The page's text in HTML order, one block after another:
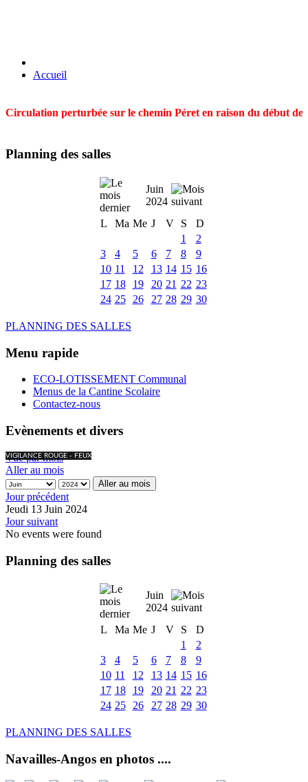
Accueil
Circulation perturbée sur le chemin Péret en raison du début
Planning des salles
Juin
2024
L
Ma Me J V S
D
1
2
3
4 5 6 7 8
9
10 11 12 13 14 15 16
17 18 19 20 21 22 23
24 25 26 27 28 29 30
PLANNING DES SALLES
Menu rapide
ECO-LOTISSEMENT Communal
Menus de la Cantine Scolaire
Contactez-nous
Evènements et divers
VIGILANCE ROUGE - FEUX
Vue par mois
Aller au mois
Aller au mois
Jour précédent
Jeudi 13 Juin 2024
Jour suivant
No events were found
Planning des salles
Juin
2024
L
Ma Me J V S
D
1
2
3
4 5 6 7 8
9
10 11 12 13 14 15 16
17 18 19 20 21 22 23
24 25 26 27 28 29 30
PLANNING DES SALLES
Navailles-Angos en photos ....